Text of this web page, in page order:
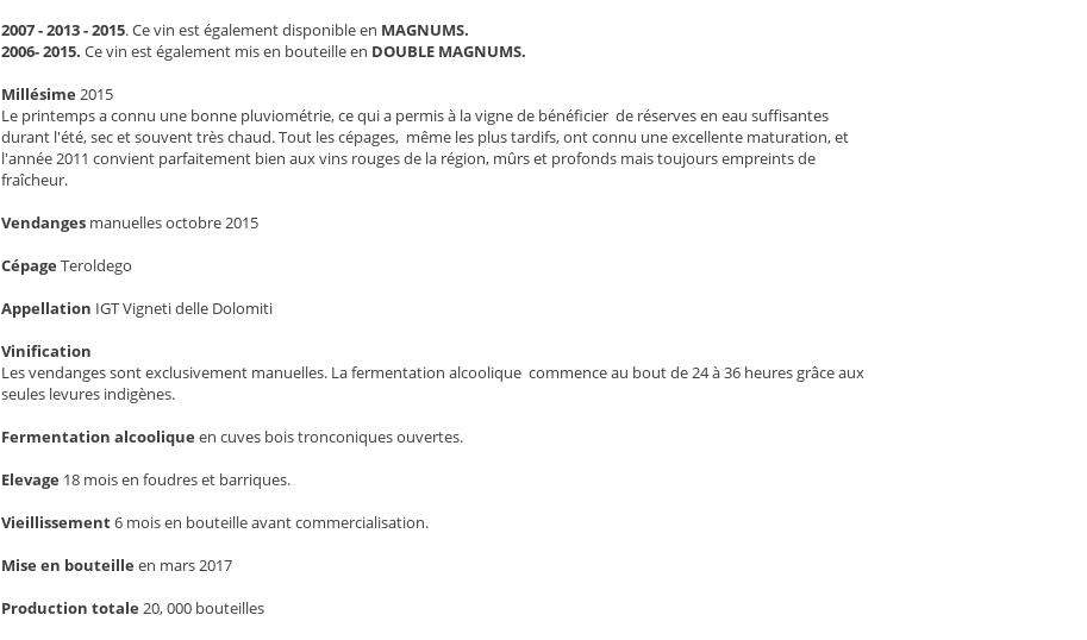
2007 - 2013 - 2015. Ce vin est également disponible en MAGNUMS.
2006- 2015. Ce vin est également mis en bouteille en DOUBLE MAGNUMS.
Millésime 2015
Le printemps a connu une bonne pluviométrie, ce qui a permis à la vigne de bénéficier de réserves en eau suffisantes
durant l'été, sec et souvent très chaud. Tout les cépages, même les plus tardifs, ont connu une excellente maturation, et
l'année 2011 convient parfaitement bien aux vins rouges de la région, mûrs et profonds mais toujours empreints de
fraîcheur.
Vendanges manuelles octobre 2015
Cépage Teroldego
Appellation IGT Vigneti delle Dolomiti
Vinification
Les vendanges sont exclusivement manuelles. La fermentation alcoolique commence au bout de 24 à 36 heures grâce aux
seules levures indigènes.
Fermentation alcoolique en cuves bois tronconiques ouvertes.
Elevage 18 mois en foudres et barriques.
Vieillissement6 mois en bouteille avant commercialisation.
Mise en bouteille en mars 2017
Production totale 20, 000 bouteilles